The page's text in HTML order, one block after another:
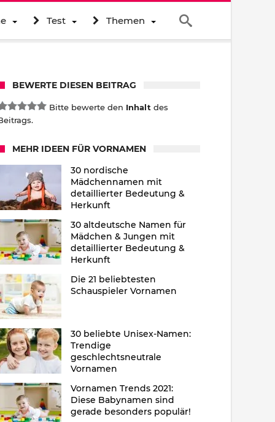
Test Themen
BEWERTE DIESEN BEITRAG
Bitte bewerte den Inhalt des
MEHR IDEEN FÜR VORNAMEN
30 nordische
Mädchennamen mit
detaillierter Bedeutung &
Herkunft
30 altdeutsche Namen für
Mädchen & Jungen mit
detaillierter Bedeutung &
Herkunft
Die 21 beliebtesten
Schauspieler Vornamen
30 beliebte Unisex-Namen:
Trendige
geschlechtsneutrale
Vornamen
Vornamen Trends 2021:
Diese Babynamen sind
gerade besonders populär!